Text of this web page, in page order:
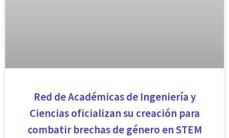
Red de Académicas de Ingeniería y
Ciencias oficializan su creación para
combatir brechas de género en STEM